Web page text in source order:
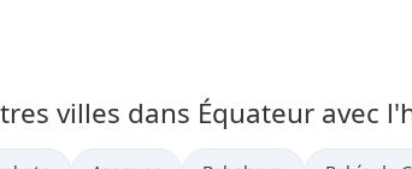
villes dans Équateur avec